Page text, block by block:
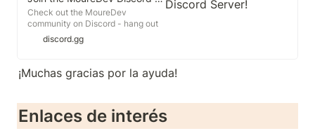
Check out the MoureDev
community on Discord - hang out
with 1,966 other members and
enjoy free voice and text chat.
discord.gg
¡Muchas gracias por la ayuda!
Enlaces de interés